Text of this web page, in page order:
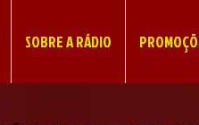
SOBRE A RÁDIO